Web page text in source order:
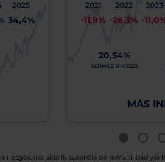
2025
34,4%
2021
-11,9%
2022
-26,3%
2023
-
20,54%
ÚLTIMOS 12 MESES
MÁS
riesgos, incluida la ausencia de rentabilidad y/